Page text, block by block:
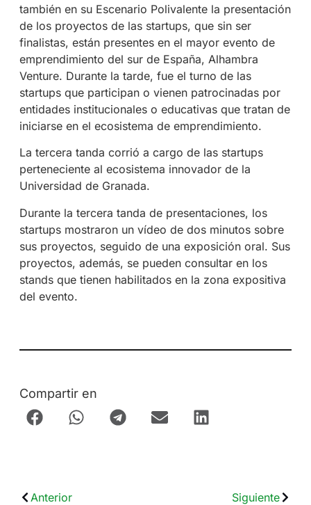
también en su Escenario Polivalente la presentación
de los proyectos de las startups, que sin ser
finalistas, están presentes en el mayor evento de
emprendimiento del sur de España, Alhambra
Venture. Durante la tarde, fue el turno de las
startups que participan o vienen patrocinadas por
entidades institucionales o educativas que tratan de
iniciarse en el ecosistema de emprendimiento.
La tercera tanda corrió a cargo de las startups
perteneciente al ecosistema innovador de la
Universidad de Granada.
Durante la tercera tanda de presentaciones, los
startups mostraron un vídeo de dos minutos sobre
sus proyectos, seguido de una exposición oral. Sus
proyectos, además, se pueden consultar en los
stands que tienen habilitados en la zona expositiva
del evento.
Compartir en
Anterior Siguiente